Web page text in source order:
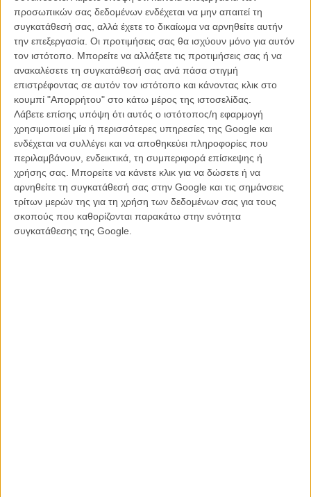
προσωπικών σας δεδομένων ενδέχεται να μην απαιτεί τη
συγκατάθεσή σας, αλλά έχετε το δικαίωμα να αρνηθείτε αυτήν
την επεξεργασία. Οι προτιμήσεις σας θα ισχύουν μόνο για αυτόν
τον ιστότοπο. Μπορείτε να αλλάξετε τις προτιμήσεις σας ή να
ανακαλέσετε τη συγκατάθεσή σας ανά πάσα στιγμή
επιστρέφοντας σε αυτόν τον ιστότοπο και κάνοντας κλικ στο
κουμπί "Απορρήτου" στο κάτω μέρος της ιστοσελίδας.
Λάβετε επίσης υπόψη ότι αυτός ο ιστότοπος/η εφαρμογή
χρησιμοποιεί μία ή περισσότερες υπηρεσίες της Google και
ενδέχεται να συλλέγει και να αποθηκεύει πληροφορίες που
περιλαμβάνουν, ενδεικτικά, τη συμπεριφορά επίσκεψης ή
χρήσης σας. Μπορείτε να κάνετε κλικ για να δώσετε ή να
αρνηθείτε τη συγκατάθεσή σας στην Google και τις σημάνσεις
τρίτων μερών της για τη χρήση των δεδομένων σας για τους
σκοπούς που καθορίζονται παρακάτω στην ενότητα
συγκατάθεσης της Google.
Polanski», θα κυκλοφορήσει το ερχόμενο φθινόπωρο από την Atria
Books, παρακλάδι της Simon & Schuster και δεν υπάρχει αμφιβολία
ότι θα ξεπουλήσει.
Η Σαμάνθα Γκέιμερ εξήγησε στο σχετικό δελτίο τύπου τις προθέσεις
της: «Δεν είμαι μόνο το ‘Sex Victim Girl’, όπως με χαρακτήρισε ο
Τύπος. Προσφέρω τώρα την ιστορία μου χωρίς οργή, αλλά μ’ ένα
σκοπό: να μοιραστώ ένα μύθο που, με τις λεπτομέρειές του, θα
επαναδιεκδικήσει την ταυτότητά μου. Ολη μου τη ζωή υποτιμήθηκα
από τα κλισέ και τις ταμπέλες. Δεν είμαι μονοδιάστατη. Εμαθα τι
σημαίνει να είσαι γυναίκα και θύμα, με τον πιο ρεαλιστικό τρόπο.»
Τώρα, το πώς ακριβώς η αυτοβιογραφία της Σαμάνθα Γκέιμερ θα…
απομακρυνθεί από τα γεγονότα του 1977 και τις συνέπειές τους,
μένει να το διαβάσουμε του χρόνου, ή απλώς να μην το μάθουμε